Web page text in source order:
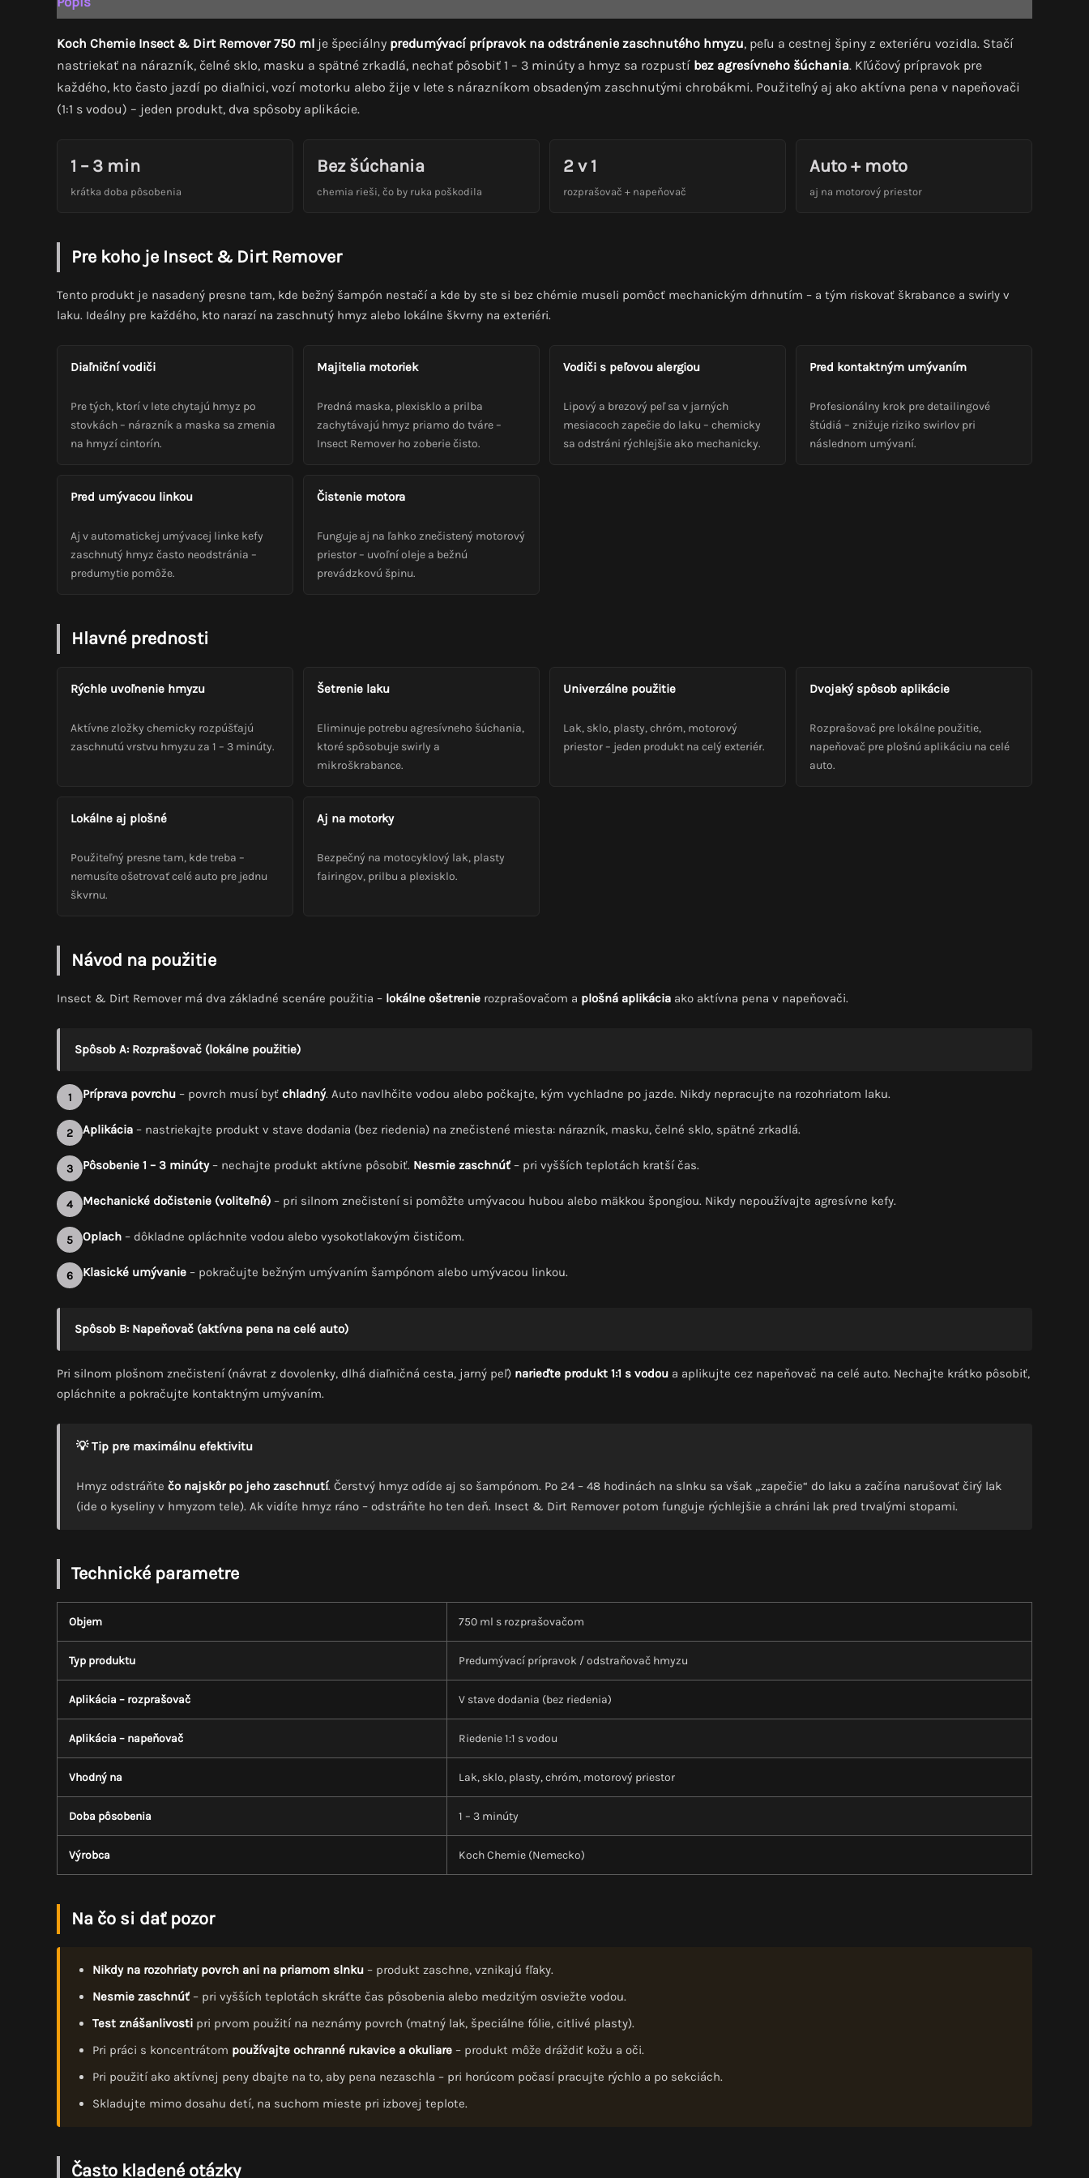
Koch Chemie Insect & Dirt Remover 750 ml je špeciálny predumývací prípravok na odstránenie zaschnutého hmyzu, peľu a cestnej špiny z exteriéru vozidla. Stačí
nastriekať na nárazník, čelné sklo, masku a spätné zrkadlá, nechať pôsobiť 1 – 3 minúty a hmyz sa rozpustí bez agresívneho šúchania. Kľúčový prípravok pre
každého, kto často jazdí po diaľnici, vozí motorku alebo žije v lete s nárazníkom obsadeným zaschnutými chrobákmi. Použiteľný aj ako aktívna pena v napeňovači
(1:1 s vodou) – jeden produkt, dva spôsoby aplikácie.
1 – 3 min
krátka doba pôsobenia
Bez šúchania
chemia rieši, čo by ruka poškodila
2 v 1
rozprašovač + napeňovač
Auto + moto
aj na motorový priestor
Pre koho je Insect & Dirt Remover
Tento produkt je nasadený presne tam, kde bežný šampón nestačí a kde by ste si bez chémie museli pomôcť mechanickým drhnutím – a tým riskovať škrabance a swirly v
laku. Ideálny pre každého, kto narazí na zaschnutý hmyz alebo lokálne škvrny na exteriéri.
Diaľniční vodiči
Pre tých, ktorí v lete chytajú hmyz po
stovkách – nárazník a maska sa zmenia
na hmyzí cintorín.
Majitelia motoriek
Predná maska, plexisklo a prilba
zachytávajú hmyz priamo do tváre –
Insect Remover ho zoberie čisto.
Vodiči s peľovou alergiou
Lipový a brezový peľ sa v jarných
mesiacoch zapečie do laku – chemicky
sa odstráni rýchlejšie ako mechanicky.
Pred kontaktným umývaním
Profesionálny krok pre detailingové
štúdiá – znižuje riziko swirlov pri
následnom umývaní.
Pred umývacou linkou
Aj v automatickej umývacej linke kefy
zaschnutý hmyz často neodstránia –
predumytie pomôže.
Čistenie motora
Funguje aj na ľahko znečistený motorový
priestor – uvoľní oleje a bežnú
prevádzkovú špinu.
Hlavné prednosti
Rýchle uvoľnenie hmyzu
Aktívne zložky chemicky rozpúšťajú
zaschnutú vrstvu hmyzu za 1 – 3 minúty.
Šetrenie laku
Eliminuje potrebu agresívneho šúchania,
ktoré spôsobuje swirly a
mikroškrabance.
Univerzálne použitie
Lak, sklo, plasty, chróm, motorový
priestor – jeden produkt na celý exteriér.
Dvojaký spôsob aplikácie
Rozprašovač pre lokálne použitie,
napeňovač pre plošnú aplikáciu na celé
auto.
Lokálne aj plošné
Použiteľný presne tam, kde treba –
nemusíte ošetrovať celé auto pre jednu
škvrnu.
Aj na motorky
Bezpečný na motocyklový lak, plasty
fairingov, prilbu a plexisklo.
Návod na použitie
Insect & Dirt Remover má dva základné scenáre použitia – lokálne ošetrenie rozprašovačom a plošná aplikácia ako aktívna pena v napeňovači.
Spôsob A: Rozprašovač (lokálne použitie)
1 Príprava povrchu – povrch musí byť chladný. Auto navlhčite vodou alebo počkajte, kým vychladne po jazde. Nikdy nepracujte na rozohriatom laku.
2 Aplikácia – nastriekajte produkt v stave dodania (bez riedenia) na znečistené miesta: nárazník, masku, čelné sklo, spätné zrkadlá.
3 Pôsobenie 1 – 3 minúty– nechajte produkt aktívne pôsobiť. Nesmie zaschnúť – pri vyšších teplotách kratší čas.
4 Mechanické dočistenie (voliteľné) – pri silnom znečistení si pomôžte umývacou hubou alebo mäkkou špongiou. Nikdy nepoužívajte agresívne kefy.
5 Oplach – dôkladne opláchnite vodou alebo vysokotlakovým čističom.
6 Klasické umývanie – pokračujte bežným umývaním šampónom alebo umývacou linkou.
Spôsob B: Napeňovač (aktívna pena na celé auto)
Pri silnom plošnom znečistení (návrat z dovolenky, dlhá diaľničná cesta, jarný peľ) narieďte produkt 1:1 s vodou a aplikujte cez napeňovač na celé auto. Nechajte krátko pôsobiť,
opláchnite a pokračujte kontaktným umývaním.
💡 Tip pre maximálnu efektivitu
Hmyz odstráňte čo najskôr po jeho zaschnutí. Čerstvý hmyz odíde aj so šampónom. Po 24 – 48 hodinách na slnku sa však „zapečie“ do laku a začína narušovať čirý lak
(ide o kyseliny v hmyzom tele). Ak vidíte hmyz ráno – odstráňte ho ten deň. Insect & Dirt Remover potom funguje rýchlejšie a chráni lak pred trvalými stopami.
Technické parametre
Objem 750 ml s rozprašovačom
Typ produktu Predumývací prípravok / odstraňovač hmyzu
Aplikácia – rozprašovač V stave dodania (bez riedenia)
Aplikácia – napeňovač Riedenie 1:1 s vodou
Vhodný na Lak, sklo, plasty, chróm, motorový priestor
Doba pôsobenia 1 – 3 minúty
Výrobca Koch Chemie (Nemecko)
Na čo si dať pozor
Nikdy na rozohriaty povrch ani na priamom slnku – produkt zaschne, vznikajú fľaky.
Nesmie zaschnúť – pri vyšších teplotách skráťte čas pôsobenia alebo medzitým osviežte vodou.
Test znášanlivosti pri prvom použití na neznámy povrch (matný lak, špeciálne fólie, citlivé plasty).
Pri práci s koncentrátom používajte ochranné rukavice a okuliare – produkt môže dráždiť kožu a oči.
Pri použití ako aktívnej peny dbajte na to, aby pena nezaschla – pri horúcom počasí pracujte rýchlo a po sekciách.
Skladujte mimo dosahu detí, na suchom mieste pri izbovej teplote.
Často kladené otázky